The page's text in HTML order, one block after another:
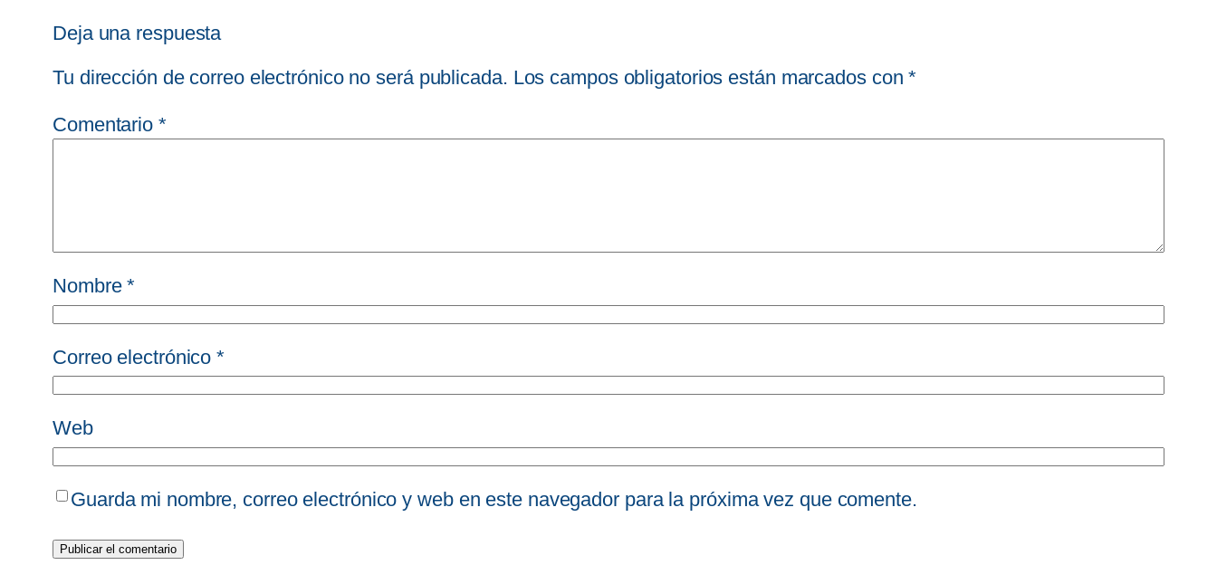
Deja una respuesta
Tu dirección de correo electrónico no será publicada. Los campos obligatorios están marcados con*
Comentario *
Nombre*
Correo electrónico*
Web
Guarda mi nombre, correo electrónico y web en este navegador para la próxima vez que comente.